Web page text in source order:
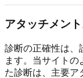
アタッチメン
診断の正確性は、
ます。当サイト
た診断は、主要ア